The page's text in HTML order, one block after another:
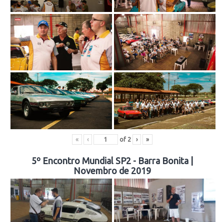
« ‹ of 2 › »
5º Encontro Mundial SP2 - Barra Bonita |
Novembro de 2019